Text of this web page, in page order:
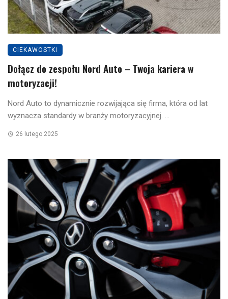
CIEKAWOSTKI
Dołącz do zespołu Nord Auto – Twoja kariera w
motoryzacji!
Nord Auto to dynamicznie rozwijająca się firma, która od lat
wyznacza standardy w branży motoryzacyjnej. ...
26 lutego 2025